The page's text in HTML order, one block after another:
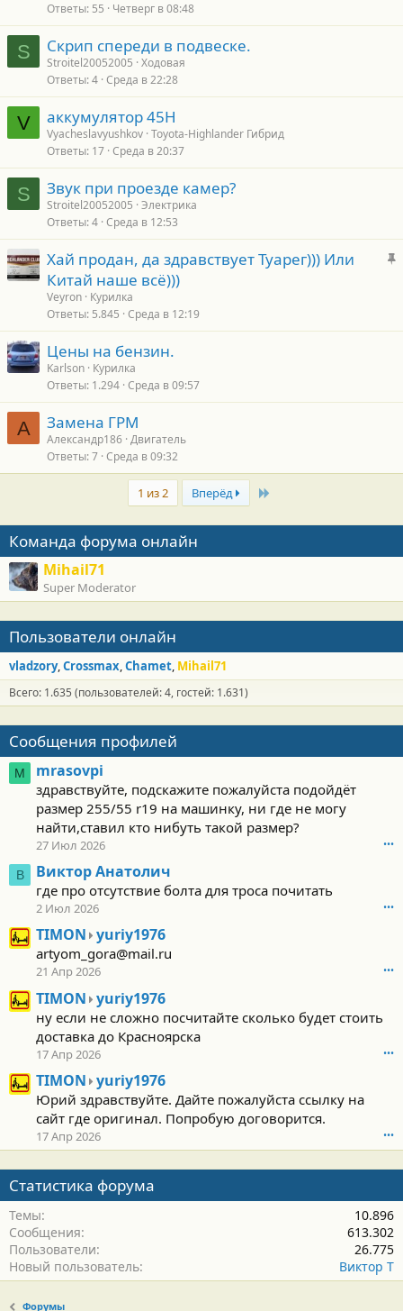
Ответы 55 Четверг в 08:48
S Скрип спереди в подвеске.
Stroitel20052005 Ходовая
Ответы 4 Среда в 22:28
V аккумулятор 45H
Vyacheslavyushkov Toyota-Highlander Гибрид
Ответы 17 Среда в 20:37
S Звук при проезде камер?
Stroitel20052005 Электрика
Ответы 4 Среда в 12:53
З
е
н
Хай продан, да здравствует Туарег))) Или
Китай наше всё)))
Veyron Курилка
Ответы 5.845 Среда в 12:19
Цены на бензин.
Karlson Курилка
Ответы 1.294 Среда в 09:57
А Замена ГРМ
Александр186 Двигатель
Ответы 7 Среда в 09:32
1 из 2 Вперёд Last
Команда форума онлайн
Mihail71
Super Moderator
Пользователи онлайн
vladzory Crossmax Chamet Mihail71
Всего: 1.635 (пользователей: 4, гостей: 1.631)
Сообщения профилей
M mrasovpi
здравствуйте, подскажите пожалуйста подойдёт
размер 255/55 r19 на машинку, ни где не могу
найти,ставил кто нибуть такой размер?
27 Июл 2026 •••
В Виктор Анатолич
где про отсутствие болта для троса почитать
2 Июл 2026 •••
TIMON yuriy1976T
I
M
N
н
п
с
а
л
(
в
artyom_gora@mail.ru
21 Апр 2026 •••
TIMON yuriy1976T
M
O
н
п
и
л
а
ну если не сложно посчитайте сколько будет стоить
доставка до Красноярска
17 Апр 2026 •••
TIMON yuriy1976T
I
M
O
а
Юрий здравствуйте. Дайте пожалуйста ссылку на
сайт где оригинал. Попробую договорится.
17 Апр 2026 •••
Статистика форума
Темы
10.896
Сообщения
613.302
Пользователи
26.775
Новый пользователь
Виктор Т
Форумы